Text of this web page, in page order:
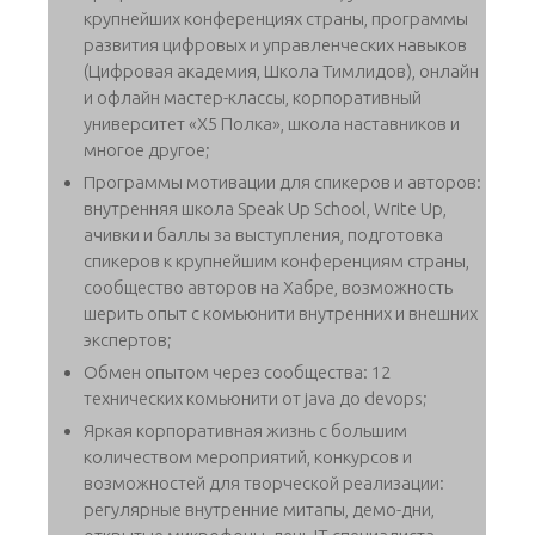
крупнейших конференциях страны, программы
развития цифровых и управленческих навыков
(Цифровая академия, Школа Тимлидов), онлайн
и офлайн мастер-классы, корпоративный
университет «X5 Полка», школа наставников и
многое другое;
Программы мотивации для спикеров и авторов:
внутренняя школа Speak Up School, Write Up,
ачивки и баллы за выступления, подготовка
спикеров к крупнейшим конференциям страны,
сообщество авторов на Хабре, возможность
шерить опыт с комьюнити внутренних и внешних
экспертов;
Обмен опытом через cообщества: 12
технических комьюнити от java до devops;
Яркая корпоративная жизнь с большим
количеством мероприятий, конкурсов и
возможностей для творческой реализации:
регулярные внутренние митапы, демо-дни,